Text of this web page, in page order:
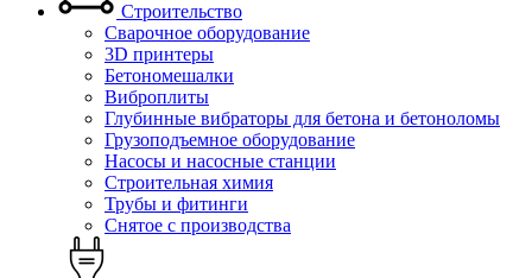
Строительство
Сварочное оборудование
3D принтеры
Бетономешалки
Виброплиты
Глубинные вибраторы для бетона и бетоноломы
Грузоподъемное оборудование
Насосы и насосные станции
Строительная химия
Трубы и фитинги
Снятое с производства